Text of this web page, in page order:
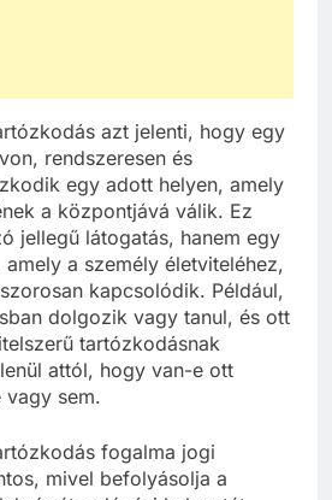
azt jelenti, hogy egy
rendszeresen és
egy adott helyen, amely
a központjává válik. Ez
jellegű látogatás, hanem egy
a személy életviteléhez,
kapcsolódik. Például,
dolgozik vagy tanul, és ott
tartózkodásnak
attól, hogy van-e ott
vagy sem.
fogalma jogi
mivel befolyásolja a